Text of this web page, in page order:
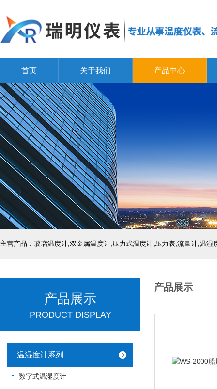
首页 关于我们 产品中心
产品展示
PRODUCT DISPLAY
温湿度计系列
数字式温湿度计
产品展示